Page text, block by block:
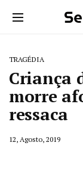
TRAGÉDIA
Criança
morre
ressaca
12, Agosto, 2019